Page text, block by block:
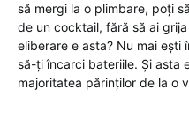
să mergi la o plimbare, poți
de un cocktail, fără să ai
eliberare e asta? Nu mai ești
să-ți încarci bateriile. Și asta
majoritatea părinților de la o